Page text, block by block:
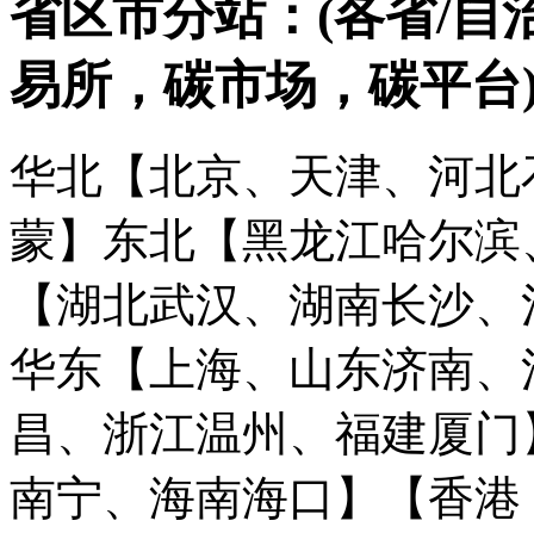
省区市分站：(各省/自
易所，碳市场，碳平台
华北【北京、天津、河
蒙】 东北【黑龙江哈尔
【湖北武汉、湖南长沙
华东【上海、山东济南
昌、浙江温州、福建厦门
南宁、海南海口】
【香